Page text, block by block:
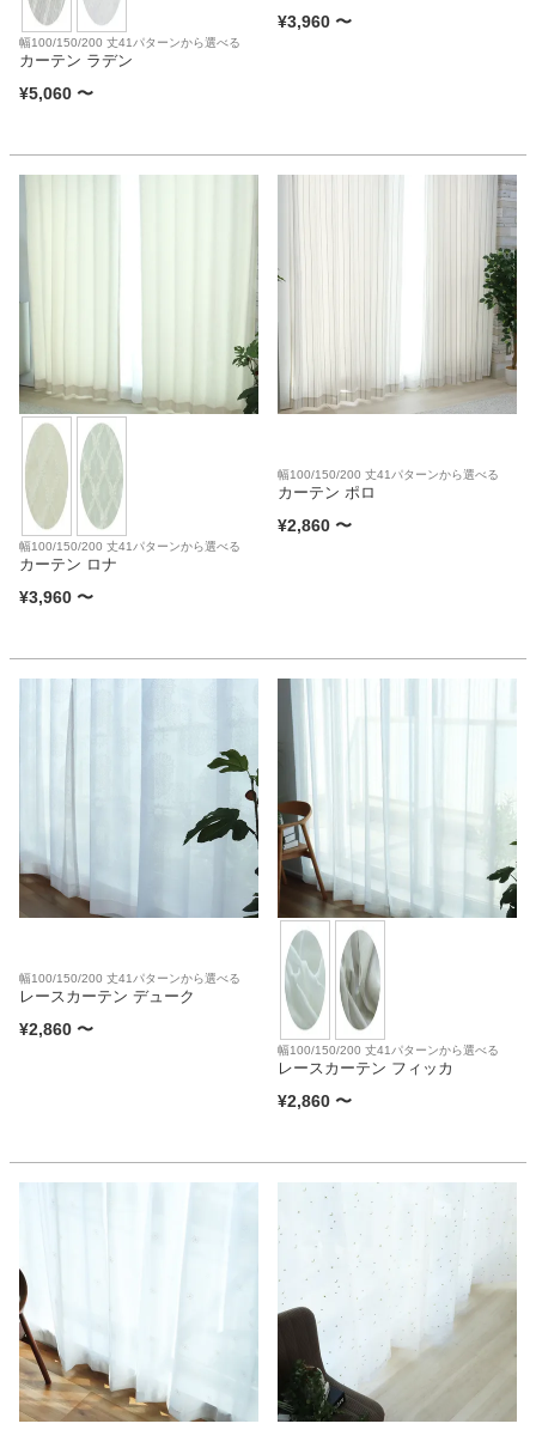
ホームオフィス
カーテン
マット
家電・照明器具
幅100/150/200 丈41パターンから選べる
カーテン ラデン
¥5,060 〜
¥3,960 〜
幅100/150/200 丈41パターンから選べる
カーテン ロナ
¥3,960 〜
幅100/150/200 丈41パターンから選べる
カーテン ポロ
¥2,860 〜
幅100/150/200 丈41パターンから選べる
レースカーテン デューク
¥2,860 〜
幅100/150/200 丈41パターンから選べる
レースカーテン フィッカ
¥2,860 〜